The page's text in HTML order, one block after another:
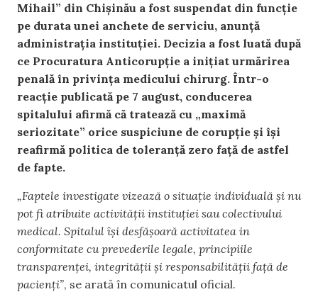
Mihail” din Chișinău a fost suspendat din funcție
pe durata unei anchete de serviciu, anunță
administrația instituției. Decizia a fost luată după
ce Procuratura Anticorupție a inițiat urmărirea
penală în privința medicului chirurg. Într-o
reacție publicată pe 7 august, conducerea
spitalului afirmă că tratează cu „maximă
seriozitate” orice suspiciune de corupție și își
reafirmă politica de toleranță zero față de astfel
de fapte.
„Faptele investigate vizează o situație individuală și nu
pot fi atribuite activității instituției sau colectivului
medical. Spitalul își desfășoară activitatea in
conformitate cu prevederile legale, principiile
transparenței, integrității și responsabilității față de
pacienți”, se arată în comunicatul oficial.